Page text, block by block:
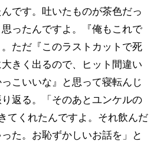
です。吐いたものが茶色だっ
ったんですよ。『俺もこれで
ただ『このラストカットで死
きく出るので、ヒット間違い
こいいな』と思って寝転んじ
返る。「そのあとユンケルの
てくれたんですよ。それ飲んだ
た。お恥ずかしいお話を」と